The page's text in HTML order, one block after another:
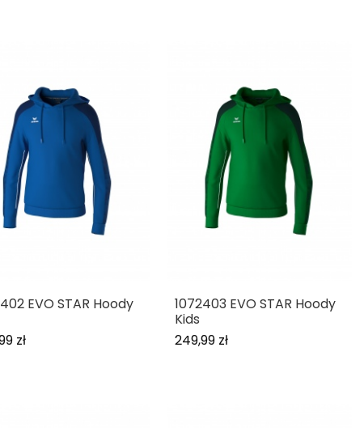
EVO STAR Hoody
zł
1072403 EVO STAR Hoody
Kids
249,99 zł